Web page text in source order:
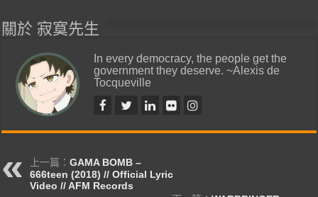
關於 寂寞先生
In every democracy, the people get the
government they deserve. ~Alexis de
Tocqueville
上一篇：GAMA BOMB –
666teen (2018) // Official Lyric
Video // AFM Records